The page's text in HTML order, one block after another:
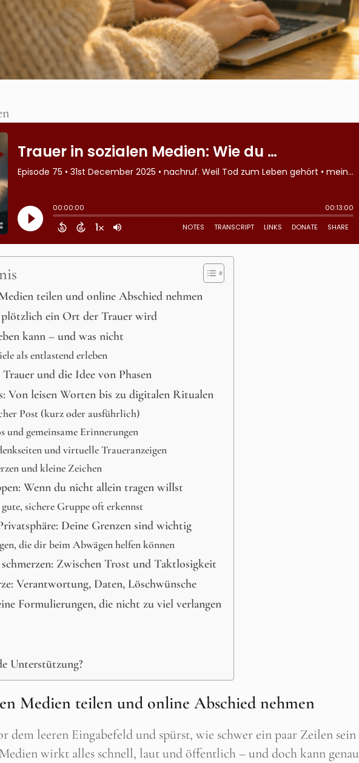
teilen und online Abschied nehmen
ein Ort der Trauer wird
kann – und was nicht
als entlastend erleben
und die Idee von Phasen
Von leisen Worten bis zu digitalen Ritualen
Post (kurz oder ausführlich)
und gemeinsame Erinnerungen
und virtuelle Traueranzeigen
und kleine Zeichen
Wenn du nicht allein tragen willst
sichere Gruppe oft erkennst
Deine Grenzen sind wichtig
die dir beim Abwägen helfen können
Zwischen Trost und Taktlosigkeit
Verantwortung, Daten, Löschwünsche
Formulierungen, die nicht zu viel verlangen
Unterstützung?
Medien teilen und online Abschied nehmen
dem leeren Eingabefeld und spürst, wie schwer ein paar Zeilen sein
wirkt alles schnell, laut und öffentlich – und doch kann genau